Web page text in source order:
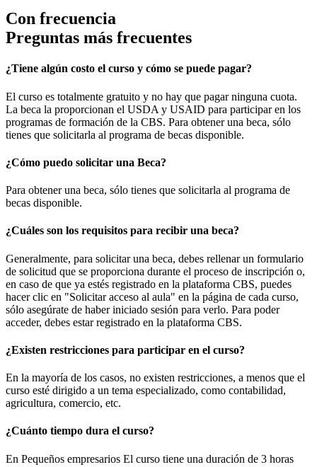
Con frecuencia
Preguntas más frecuentes
¿Tiene algún costo el curso y cómo se puede pagar?
El curso es totalmente gratuito y no hay que pagar ninguna cuota.
La beca la proporcionan el USDA y USAID para participar en los
programas de formación de la CBS. Para obtener una beca, sólo
tienes que solicitarla al programa de becas disponible.
¿Cómo puedo solicitar una Beca?
Para obtener una beca, sólo tienes que solicitarla al programa de
becas disponible.
¿Cuáles son los requisitos para recibir una beca?
Generalmente, para solicitar una beca, debes rellenar un formulario
de solicitud que se proporciona durante el proceso de inscripción o,
en caso de que ya estés registrado en la plataforma CBS, puedes
hacer clic en "Solicitar acceso al aula" en la página de cada curso,
sólo asegúrate de haber iniciado sesión para verlo. Para poder
acceder, debes estar registrado en la plataforma CBS.
¿Existen restricciones para participar en el curso?
En la mayoría de los casos, no existen restricciones, a menos que el
curso esté dirigido a un tema especializado, como contabilidad,
agricultura, comercio, etc.
¿Cuánto tiempo dura el curso?
En Pequeños empresarios El curso tiene una duración de 3 horas